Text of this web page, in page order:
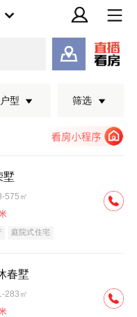
户型 筛选
墅
575㎡
庭院式住宅
春墅
283㎡